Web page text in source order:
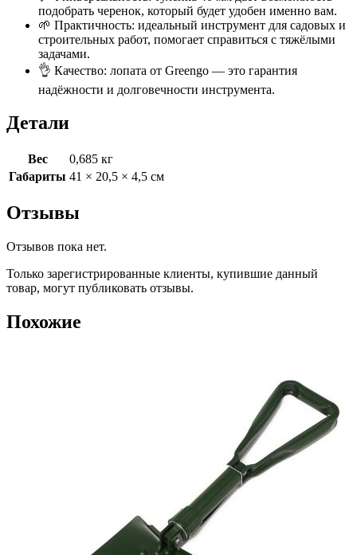
подобрать черенок, который будет удобен именно вам.
🌱 Практичность: идеальный инструмент для садовых и
строительных работ, помогает справиться с тяжёлыми
задачами.
👌 Качество: лопата от Greengo — это гарантия
надёжности и долговечности инструмента.
Детали
Вес
0,685 кг
Габариты 41 × 20,5 × 4,5 см
Отзывы
Отзывов пока нет.
Только зарегистрированные клиенты, купившие данный
товар, могут публиковать отзывы.
Похожие